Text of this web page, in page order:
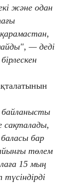
және одан
— деді
байланысты
сақталады,
бар
төлем
15 мың